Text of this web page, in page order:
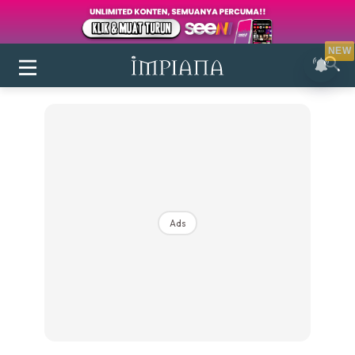
Login|Register
Ads
NEW